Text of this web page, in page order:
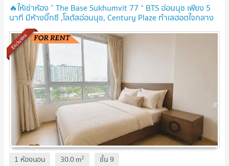
🔥ให้เช่าห้อง ” The Base Sukhumvit 77 “ BTS อ่อนนุช เพียง 5
นาที มีห้างบิ๊กซี ,โลตัสอ่อนนุช, Century Plaze ทำเลฮอตใจกลาง
เมือง 🔥
Exclusive
1 ห้องนอน 30.0m2 ชั้น9